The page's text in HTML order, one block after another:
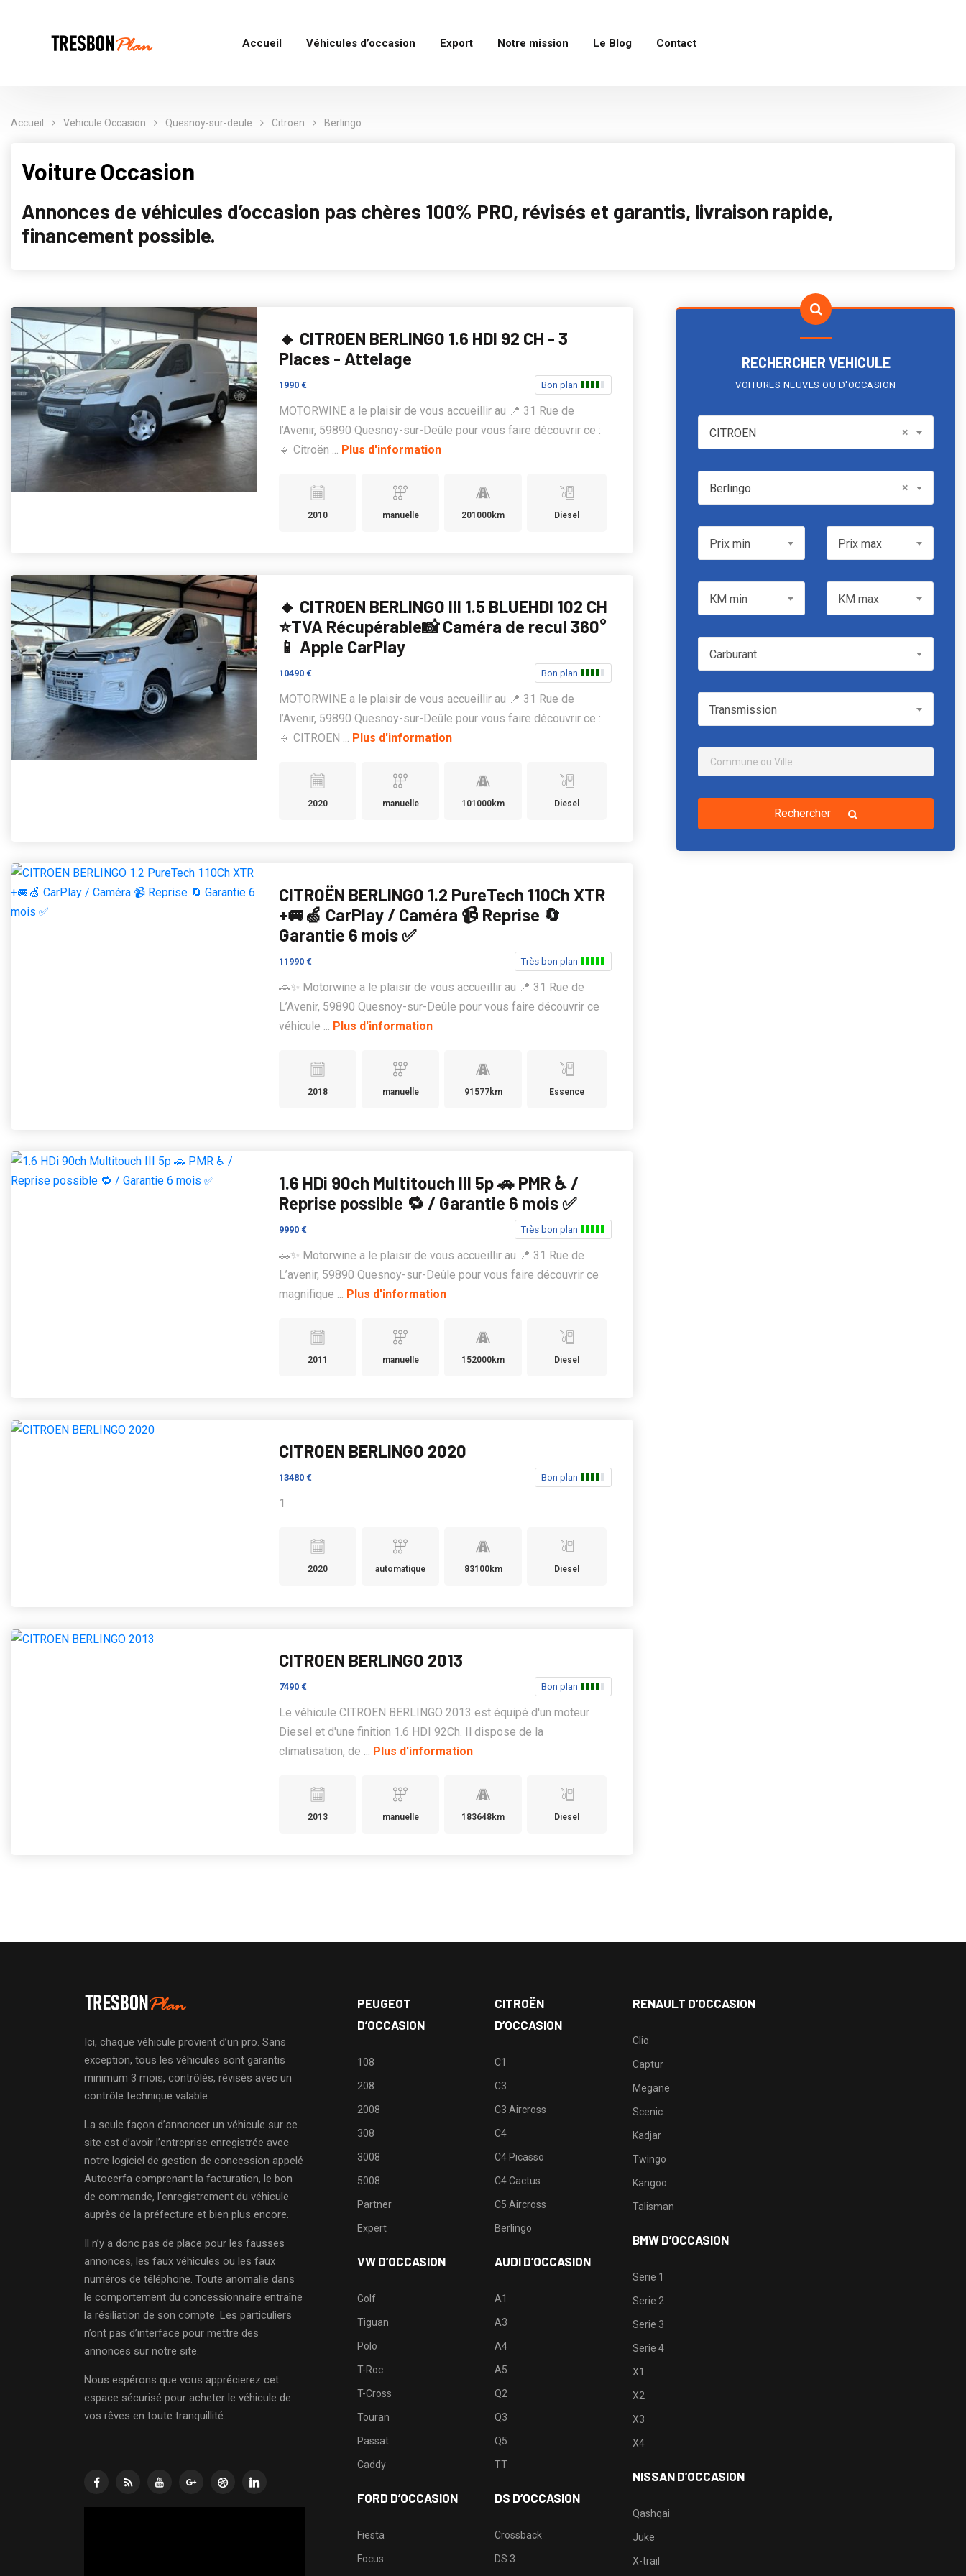
Accueil Véhicules d’occasion Export Notre mission Le Blog Contact
Accueil Vehicule Occasion Quesnoy-sur-deule Citroen Berlingo
Voiture Occasion
Annonces de véhicules d’occasion pas chères 100% PRO, révisés et garantis, livraison rapide,
financement possible.
🔹 CITROEN BERLINGO 1.6 HDI 92 CH - 3
Places - Attelage
1990 € Bon plan
MOTORWINE a le plaisir de vous accueillir au 📍 31 Rue de
l’Avenir, 59890 Quesnoy-sur-Deûle pour vous faire découvrir ce :
🔹 Citroën ... Plus d'information
2010 manuelle 201000km Diesel
🔹 CITROEN BERLINGO III 1.5 BLUEHDI 102 CH
⭐TVA Récupérable📸 Caméra de recul 360°
📱 Apple CarPlay
10490 € Bon plan
MOTORWINE a le plaisir de vous accueillir au 📍 31 Rue de
l’Avenir, 59890 Quesnoy-sur-Deûle pour vous faire découvrir ce :
🔹 CITROEN ... Plus d'information
2020 manuelle 101000km Diesel
CITROËN BERLINGO 1.2 PureTech 110Ch XTR
+🚐🍏 CarPlay / Caméra 📹 Reprise 🔄
Garantie 6 mois ✅
11990 € Très bon plan
🚗✨ Motorwine a le plaisir de vous accueillir au 📍 31 Rue de
L’Avenir, 59890 Quesnoy-sur-Deûle pour vous faire découvrir ce
véhicule ... Plus d'information
2018 manuelle 91577km Essence
1.6 HDi 90ch Multitouch III 5p 🚗 PMR ♿ /
Reprise possible 🔁 / Garantie 6 mois ✅
9990 € Très bon plan
🚗✨ Motorwine a le plaisir de vous accueillir au 📍 31 Rue de
L’avenir, 59890 Quesnoy-sur-Deûle pour vous faire découvrir ce
magnifique ... Plus d'information
2011 manuelle 152000km Diesel
CITROEN BERLINGO 2020
13480 € Bon plan
1
2020 automatique 83100km Diesel
CITROEN BERLINGO 2013
7490 € Bon plan
Le véhicule CITROEN BERLINGO 2013 est équipé d'un moteur
Diesel et d'une finition 1.6 HDI 92Ch. Il dispose de la
climatisation, de ... Plus d'information
2013 manuelle 183648km Diesel
RECHERCHER VEHICULE
VOITURES NEUVES OU D'OCCASION
CITROEN ×
CITROEN
Model ×
Berlingo
Prix minPrix min Prix maxPrix max
KM min KM max
CarburantCarburant
TransmissionTransmission
Rechercher
Ici, chaque véhicule provient d’un pro. Sans
exception, tous les véhicules sont garantis
minimum 3 mois, contrôlés, révisés avec un
contrôle technique valable.
La seule façon d’annoncer un véhicule sur ce
site est d’avoir l’entreprise enregistrée avec
notre logiciel de gestion de concession appelé
Autocerfa comprenant la facturation, le bon
de commande, l’enregistrement du véhicule
auprès de la préfecture et bien plus encore.
Il n’y a donc pas de place pour les fausses
annonces, les faux véhicules ou les faux
numéros de téléphone. Toute anomalie dans
le comportement du concessionnaire entraîne
la résiliation de son compte. Les particuliers
n’ont pas d’interface pour mettre des
annonces sur notre site.
Nous espérons que vous apprécierez cet
espace sécurisé pour acheter le véhicule de
vos rêves en toute tranquillité.
PEUGEOT
D’OCCASION
108
208
2008
308
3008
5008
Partner
Expert
VW D’OCCASION
Golf
Tiguan
Polo
T-Roc
T-Cross
Touran
Passat
Caddy
FORD D’OCCASION
Fiesta
Focus
CITROËN
D’OCCASION
C1
C3
C3 Aircross
C4
C4 Picasso
C4 Cactus
C5 Aircross
Berlingo
AUDI D’OCCASION
A1
A3
A4
A5
Q2
Q3
Q5
TT
DS D’OCCASION
Crossback
DS 3
RENAULT D’OCCASION
Clio
Captur
Megane
Scenic
Kadjar
Twingo
Kangoo
Talisman
BMW D’OCCASION
Serie 1
Serie 2
Serie 3
Serie 4
X1
X2
X3
X4
NISSAN D’OCCASION
Qashqai
Juke
X-trail